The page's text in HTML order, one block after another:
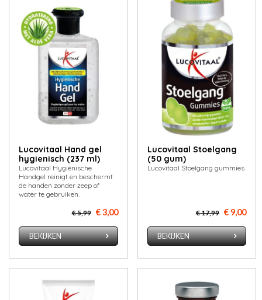
Lucovitaal Hand gel
hygienisch (237 ml)
Lucovitaal Hygiënische
Handgel reinigt en beschermt
de handen zonder zeep of
water te gebruiken.
€ 5,99 € 3,00
BEKIJKEN
Lucovitaal Stoelgang
(50 gum)
Lucovitaal Stoelgang gummies
€ 17,99 € 9,00
BEKIJKEN